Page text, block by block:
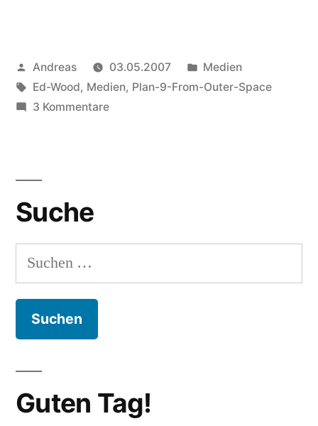
Veröffentlicht
von
Andreas 03.05.2007
Veröffentlicht
in
Medien
Schlagwörter:
Ed-Wood, Medien, Plan-9-From-Outer-Space
3 Kommentarezu
THE
AND
Suche
Suchen
nach:
Guten Tag!